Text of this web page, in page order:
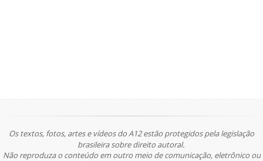
Os textos, fotos, artes e vídeos do A12 estão protegidos pela legislação
brasileira sobre direito autoral.
Não reproduza o conteúdo em outro meio de comunicação, eletrônico ou